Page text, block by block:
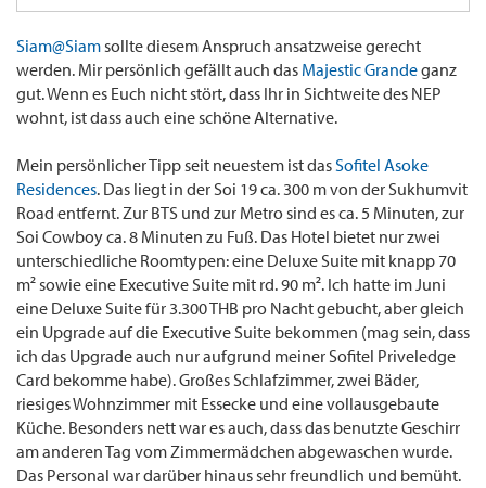
Siam@Siamsollte diesem Anspruch ansatzweise gerecht
werden. Mir persönlich gefällt auch das Majestic Grandeganz
gut. Wenn es Euch nicht stört, dass Ihr in Sichtweite des NEP
wohnt, ist dass auch eine schöne Alternative.
Mein persönlicher Tipp seit neuestem ist dasSofitel Asoke
Residences. Das liegt in der Soi 19 ca. 300 m von der Sukhumvit
Road entfernt. Zur BTS und zur Metro sind es ca. 5 Minuten, zur
Soi Cowboy ca. 8 Minuten zu Fuß. Das Hotel bietet nur zwei
unterschiedliche Roomtypen: eine Deluxe Suite mit knapp 70
m² sowie eine Executive Suite mit rd. 90 m². Ich hatte im Juni
eine Deluxe Suite für 3.300 THB pro Nacht gebucht, aber gleich
ein Upgrade auf die Executive Suite bekommen (mag sein, dass
ich das Upgrade auch nur aufgrund meiner Sofitel Priveledge
Card bekomme habe). Großes Schlafzimmer, zwei Bäder,
riesiges Wohnzimmer mit Essecke und eine vollausgebaute
Küche. Besonders nett war es auch, dass das benutzte Geschirr
am anderen Tag vom Zimmermädchen abgewaschen wurde.
Das Personal war darüber hinaus sehr freundlich und bemüht.